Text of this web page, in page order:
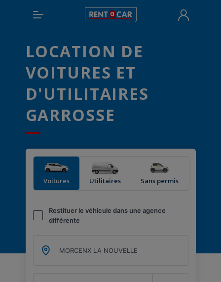
LOCATION DE
VOITURES ET
D'UTILITAIRES
GARROSSE
Voitures Utilitaires Sans permis
Restituer le véhicule dans une agence
différente